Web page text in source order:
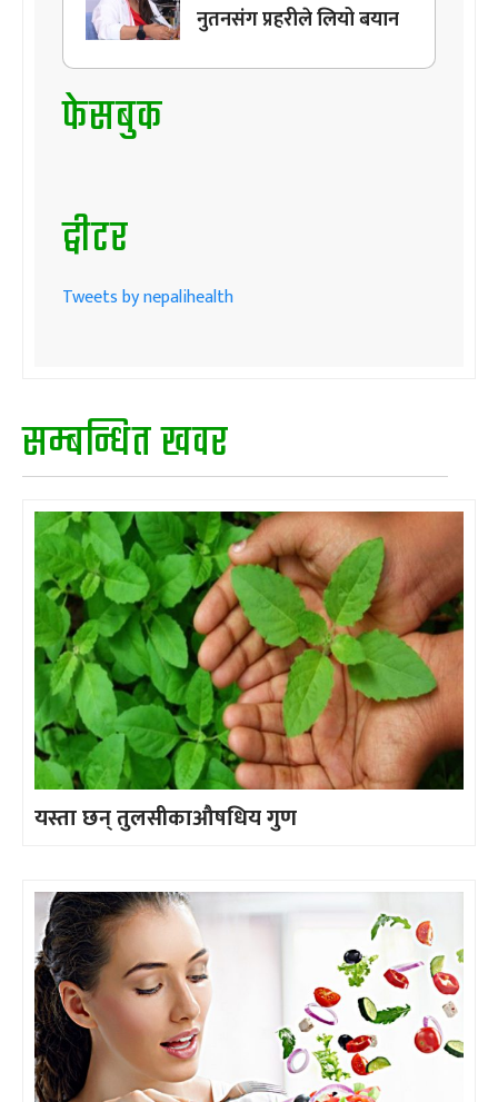
नुतनसंग प्रहरीले लियो बयान
फेसबुक
ट्वीटर
Tweets by nepalihealth
सम्बन्धित खवर
यस्ता छन् तुलसीकाऔषधिय गुण